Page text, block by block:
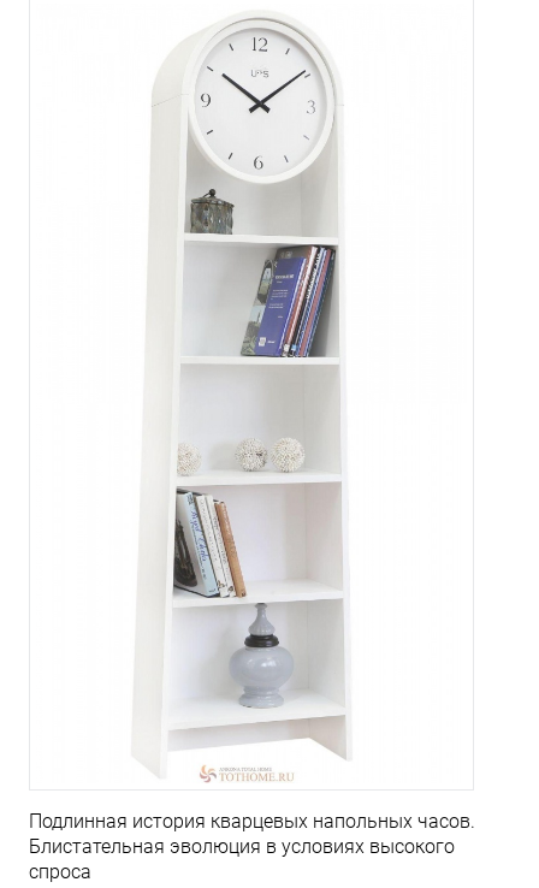
Подлинная история кварцевых напольных часов.
Блистательная эволюция в условиях высокого
спроса